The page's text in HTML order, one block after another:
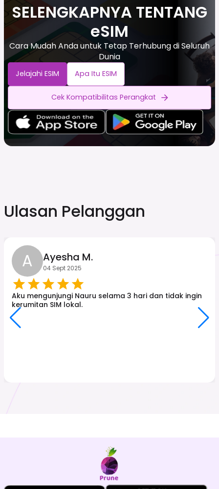
SELENGKAPNYA TENTANG
eSIM
Cara Mudah Anda untuk Tetap Terhubung di Seluruh
Dunia
Jelajahi ESIM Apa Itu ESIM
Cek Kompatibilitas Perangkat
Ulasan Pelanggan
A Ayesha M.
04 Sept 2025
Aku mengunjungi Nauru selama 3 hari dan tidak ingin
kerumitan SIM lokal.